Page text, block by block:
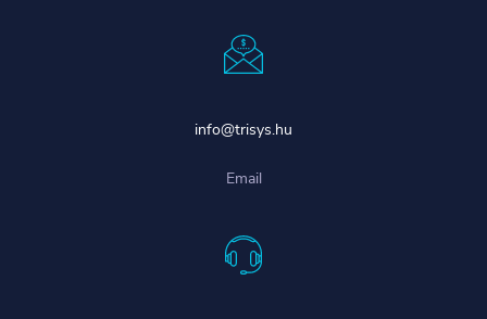
info@trisys.hu
Email